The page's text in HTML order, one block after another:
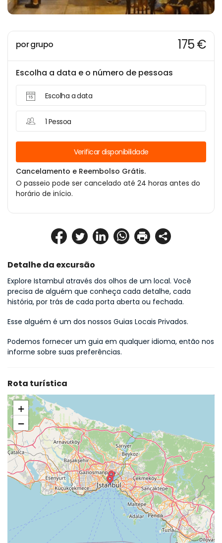
Detalhe da excursão
Explore Istambul através dos olhos de um local. Você
precisa de alguém que conheça cada detalhe, cada
história, por trás de cada porta aberta ou fechada.
Esse alguém é um dos nossos Guias Locais Privados.
Podemos fornecer um guia em qualquer idioma, então nos
informe sobre suas preferências.
Rota turística
+
−
por grupo 175 €
Escolha a data e o número de pessoas
Escolha a data
1 Pessoa
Verificar disponibilidade
Cancelamento e Reembolso Grátis.
O passeio pode ser cancelado até 24 horas antes do
horário de início.